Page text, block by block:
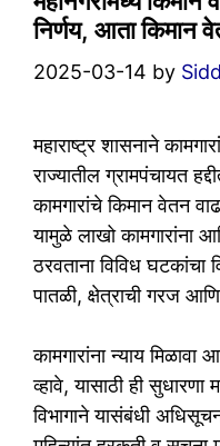
निर्णय, आता
2025-03-14 by
महाराष्ट्र शासनाने
राज्यातील ग्रामपंचायत
कामगारांचे किमान वेतन
यामुळे लाखो कामगारांना
ठरवताना विविध
पातळी, क्षेत्राची गरज
कामगारांना न्याय मिळावा
व्हावे, यासाठी ही सुधारणा
विभागाने यासंबंधी